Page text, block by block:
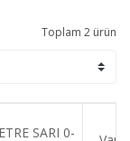
Toplam 2 ürün
SARI 0-